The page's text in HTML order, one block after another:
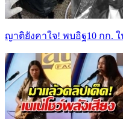
ญาติยังคาใจ! พบอิฐ10 กก. ใ